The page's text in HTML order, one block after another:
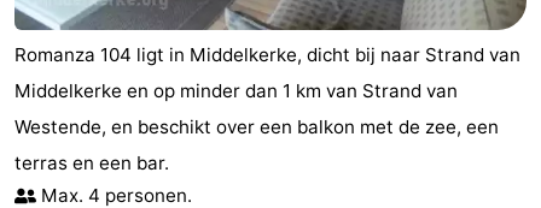
Oostduinkerke
-
Koksijde
De
Panne
-
Natuur
Weer
Romanza 104 ligt in Middelkerke, dicht bij naar Strand van
Middelkerke en op minder dan 1 km van Strand van
Westende, en beschikt over een balkon met de zee, een
terras en een bar.
Max. 4 personen.